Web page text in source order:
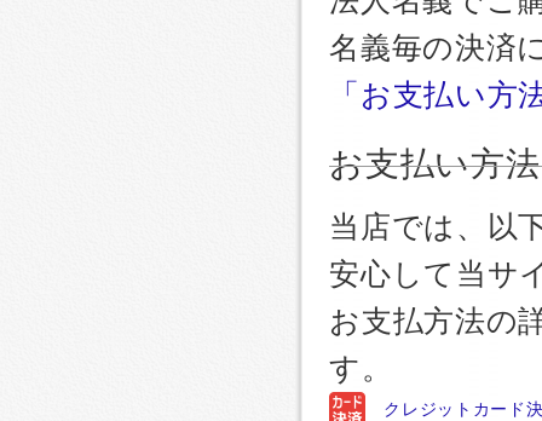
名義毎の決済
「お支払い方
お支払い方
当店では、以
安心して当サ
お支払方法の
す。
クレジットカード